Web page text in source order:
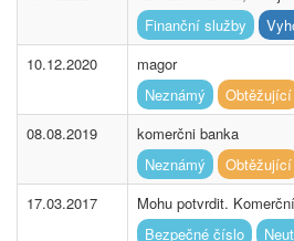
Finanční služby
10.12.2020
magor
Neznámý
Obtěžující
08.08.2019
komerčni banka
Neznámý
Obtěžující
17.03.2017
Mohu potvrdit.
Bezpečné číslo